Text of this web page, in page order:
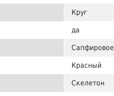
Круг
да
Сапфировое
Красный
Скелетон